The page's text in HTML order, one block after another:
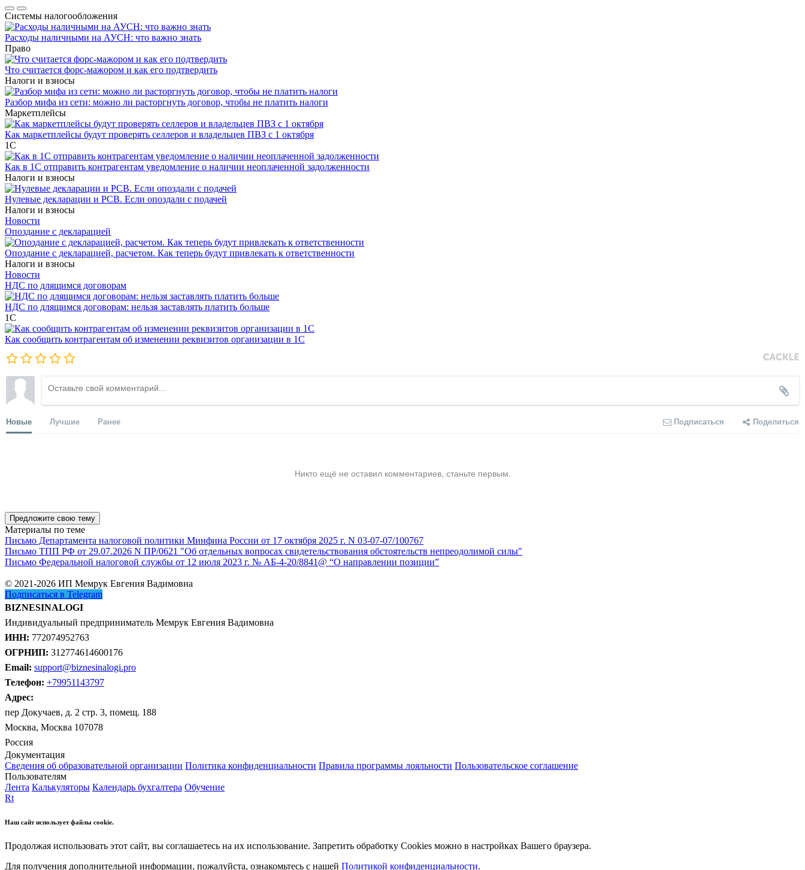
Системы налогообложения
Расходы наличными на АУСН: что важно знать
Право
Что считается форс-мажором и как его подтвердить
Налоги и взносы
Разбор мифа из сети: можно ли расторгнуть договор, чтобы не платить налоги
Маркетплейсы
Как маркетплейсы будут проверять селлеров и владельцев ПВЗ с 1 октября
1С
Как в 1С отправить контрагентам уведомление о наличии неоплаченной задолженности
Налоги и взносы
Нулевые декларации и РСВ. Если опоздали с подачей
Налоги и взносы
Новости
Опоздание с декларацией
Опоздание с декларацией, расчетом. Как теперь будут привлекать к ответственности
Налоги и взносы
Новости
НДС по длящимся договорам
НДС по длящимся договорам: нельзя заставлять платить больше
1С
Как сообщить контрагентам об изменении реквизитов организации в 1C
Новые Лучшие Ранее Подписаться Поделиться
Никто ещё не оставил комментариев, станьте первым.
Предложите свою тему
Материалы по теме
Письмо Департамента налоговой политики Минфина России от 17 октября 2025 г. N 03-07-07/100767
Письмо ТПП РФ от 29.07.2026 N ПР/0621 "Об отдельных вопросах свидетельствования обстоятельств непреодолимой силы"
Письмо Федеральной налоговой службы от 12 июля 2023 г. № АБ-4-20/8841@ “О направлении позиции”
© 2021-2026 ИП Мемрук Евгения Вадимовна
Подписаться в Telegram
BIZNESINALOGI
Индивидуальный предприниматель Мемрук Евгения Вадимовна
ИНН: 772074952763
ОГРНИП: 312774614600176
Email: support@biznesinalogi.pro
Телефон: +79951143797
Адрес:
пер Докучаев, д. 2 стр. 3, помещ. 188
Москва, Москва 107078
Россия
Документация
Сведения об образовательной организации Политика конфиденциальности Правила программы лояльности Пользовательское соглашение
Пользователям
Лента Калькуляторы Календарь бухгалтера Обучение
Rt
Наш сайт использует файлы cookie.
Продолжая использовать этот сайт, вы соглашаетесь на их использование. Запретить обработку Cookies можно в настройках Вашего браузера.
Для получения дополнительной информации, пожалуйста, ознакомьтесь с нашей Политикой конфиденциальности.